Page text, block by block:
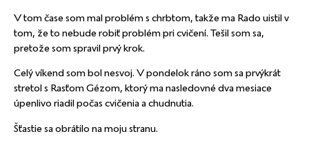
V tom čase som mal problém s chrbtom, takže ma Rado uistil v
tom, že to nebude robiť problém pri cvičení. Tešil som sa,
pretože som spravil prvý krok.
Celý víkend som bol nesvoj. V pondelok ráno som sa prvýkrát
stretol s Rasťom Gézom, ktorý ma nasledovné dva mesiace
úpenlivo riadil počas cvičenia a chudnutia.
Šťastie sa obrátilo na moju stranu.